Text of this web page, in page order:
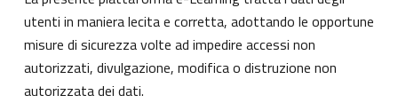
utenti in maniera lecita e corretta, adottando le opportune
misure di sicurezza volte ad impedire accessi non
autorizzati, divulgazione, modifica o distruzione non
autorizzata dei dati.